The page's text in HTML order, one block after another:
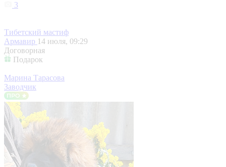
3
Тибетский мастиф
Армавир 14 июля, 09:29
Договорная
Подарок
Марина Тарасова
Заводчик